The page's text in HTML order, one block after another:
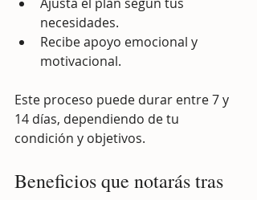
necesidades.
Recibe apoyo emocional y
motivacional.
Este proceso puede durar entre 7 y
14 días, dependiendo de tu
condición y objetivos.
Beneficios que notarás tras